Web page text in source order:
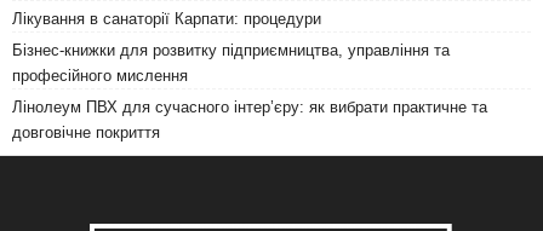
Лікування в санаторії Карпати: процедури
Бізнес-книжки для розвитку підприємництва, управління та
професійного мислення
Лінолеум ПВХ для сучасного інтер’єру: як вибрати практичне та
довговічне покриття